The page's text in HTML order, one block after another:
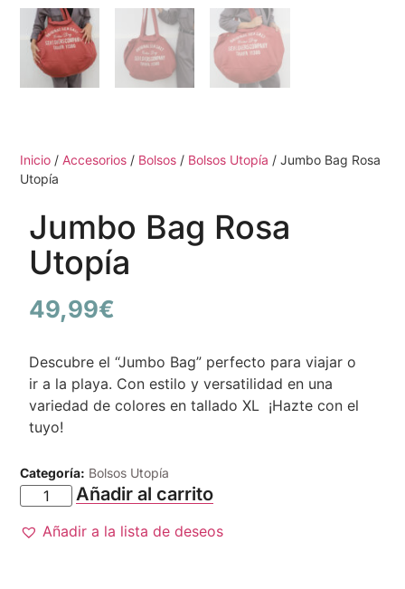
Inicio / Accesorios / Bolsos / Bolsos Utopía / Jumbo Bag Rosa
Utopía
Jumbo Bag Rosa
Utopía
49,99€
Descubre el “Jumbo Bag” perfecto para viajar o
ir a la playa. Con estilo y versatilidad en una
variedad de colores en tallado XL ¡Hazte con el
tuyo!
Categoría: Bolsos Utopía
Añadir al carrito
Añadir a la lista de deseos